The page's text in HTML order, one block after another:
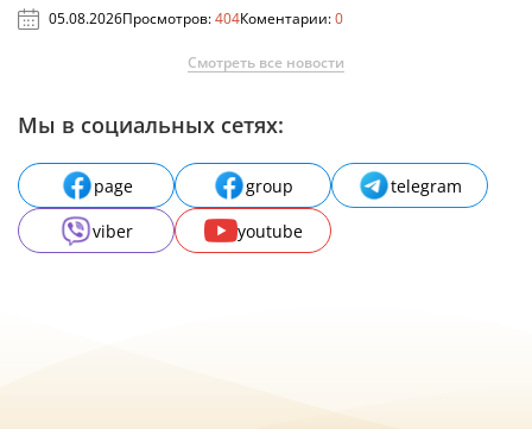
05.08.2026Просмотров:404Коментарии:0
Смотреть все новости
Мы в социальных сетях:
page group
telegram
viber
youtube